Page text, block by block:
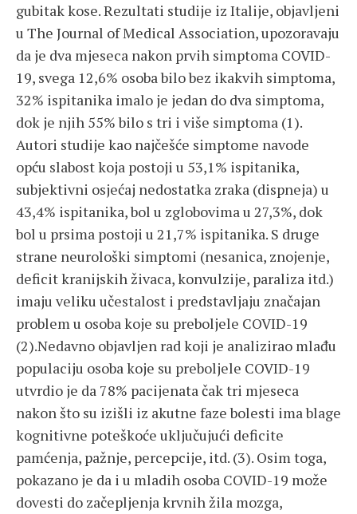
gubitak kose. Rezultati studije iz Italije, objavljeni
u The Journal of Medical Association, upozoravaju
da je dva mjeseca nakon prvih simptoma COVID-
19, svega 12,6% osoba bilo bez ikakvih simptoma,
32% ispitanika imalo je jedan do dva simptoma,
dok je njih 55% bilo s tri i više simptoma (1).
Autori studije kao najčešće simptome navode
opću slabost koja postoji u 53,1% ispitanika,
subjektivni osjećaj nedostatka zraka (dispneja) u
43,4% ispitanika, bol u zglobovima u 27,3%, dok
bol u prsima postoji u 21,7% ispitanika. S druge
strane neurološki simptomi (nesanica, znojenje,
deficit kranijskih živaca, konvulzije, paraliza itd.)
imaju veliku učestalost i predstavljaju značajan
problem u osoba koje su preboljele COVID-19
(2).Nedavno objavljen rad koji je analizirao mlađu
populaciju osoba koje su preboljele COVID-19
utvrdio je da 78% pacijenata čak tri mjeseca
nakon što su izišli iz akutne faze bolesti ima blage
kognitivne poteškoće uključujući deficite
pamćenja, pažnje, percepcije, itd. (3). Osim toga,
pokazano je da i u mladih osoba COVID-19 može
dovesti do začepljenja krvnih žila mozga,